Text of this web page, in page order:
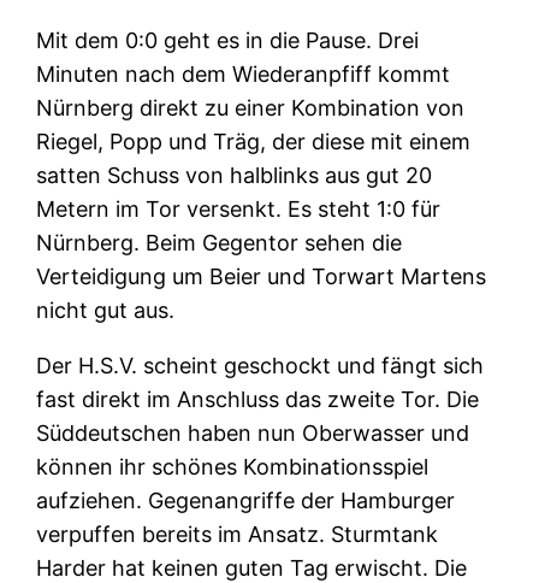
Mit dem 0:0 geht es in die Pause. Drei
Minuten nach dem Wiederanpfiff kommt
Nürnberg direkt zu einer Kombination von
Riegel, Popp und Träg, der diese mit einem
satten Schuss von halblinks aus gut 20
Metern im Tor versenkt. Es steht 1:0 für
Nürnberg. Beim Gegentor sehen die
Verteidigung um Beier und Torwart Martens
nicht gut aus.
Der H.S.V. scheint geschockt und fängt sich
fast direkt im Anschluss das zweite Tor. Die
Süddeutschen haben nun Oberwasser und
können ihr schönes Kombinationsspiel
aufziehen. Gegenangriffe der Hamburger
verpuffen bereits im Ansatz. Sturmtank
Harder hat keinen guten Tag erwischt. Die